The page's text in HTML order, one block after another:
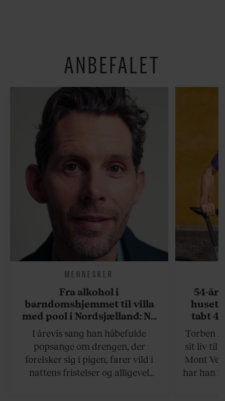
ANBEFALET
MENNESKER
Fra alkohol i
barndomshjemmet til villa
med pool i Nordsjælland: Nu
skal du høre sandheden om
Rasmus Seebach
I årevis sang han håbefulde
popsange om drengen, der
forelsker sig i pigen, farer vild i
nattens fristelser og alligevel
54-
huset
tabt
Torben
sit liv til
Mont
har han